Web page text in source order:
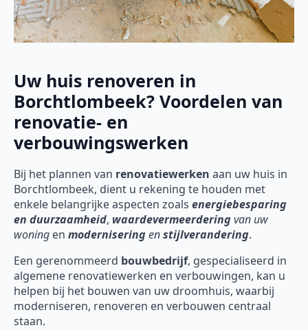
Uw huis renoveren in
Borchtlombeek? Voordelen van
renovatie- en
verbouwingswerken
Bij het plannen van renovatiewerken aan uw huis in
Borchtlombeek, dient u rekening te houden met
enkele belangrijke aspecten zoals energiebesparing
en duurzaamheid, waardevermeerderingvan uw
woning en moderniseringenstijlverandering.
Een gerenommeerd bouwbedrijf, gespecialiseerd in
algemene renovatiewerken en verbouwingen, kan u
helpen bij het bouwen van uw droomhuis, waarbij
moderniseren, renoveren en verbouwen centraal
staan.